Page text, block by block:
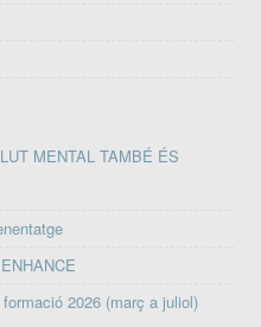
MENTAL TAMBÉ ÉS
2026 (març a juliol)